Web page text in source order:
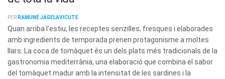
PER RAMUNÉ JAGELAVICUTE
Quan arriba l'estiu, les receptes senzilles, fresques i elaborades
amb ingredients de temporada prenen protagonisme a moltes
llars. La coca de tomàquet és un dels plats més tradicionals de la
gastronomia mediterrània, una elaboració que combina el sabor
del tomàquet madur amb la intensitat de les sardines i la